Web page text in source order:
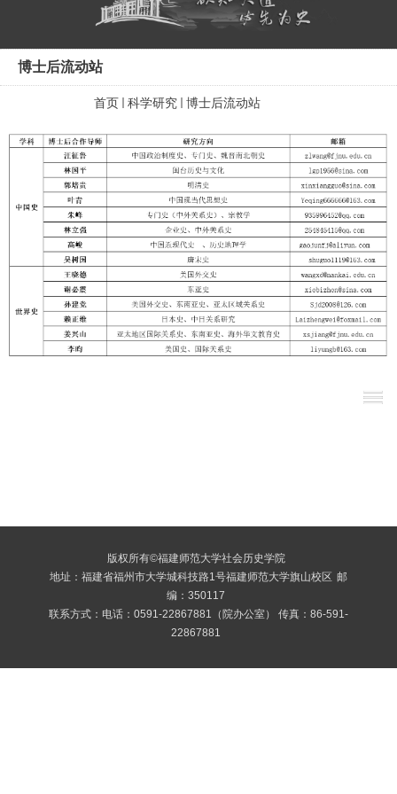
博士后流动站
首页 科学研究 博士后流动站
版权所有©福建师范大学社会历史学院
地址：福建省福州市大学城科技路1号福建师范大学旗山校区 邮
编：350117
联系方式：电话：0591-22867881（院办公室） 传真：86-591-
22867881